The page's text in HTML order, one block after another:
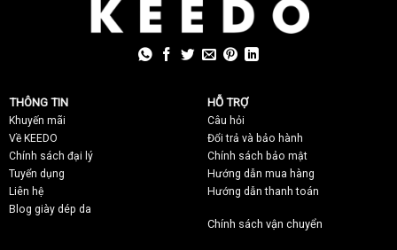
THÔNG TIN
Khuyến mãi
Về KEEDO
Chính sách đại lý
Tuyển dụng
Liên hệ
Blog giày dép da
HỖ TRỢ
Câu hỏi
Đổi trả và bảo hành
Chính sách bảo mật
Hướng dẫn mua hàng
Hướng dẫn thanh toán
Chính sách vận chuyển